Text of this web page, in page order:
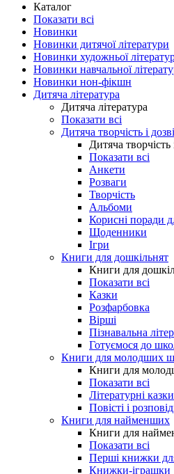
Каталог
Показати всі
Новинки
Новинки дитячої літератури
Новинки художньої
Новинки навчальної
Новинки нон-фікшн
Дитяча література
Дитяча література
Показати всі
Дитяча творчість і
Дитяча творчість
Показати всі
Анкети
Розваги
Творчість
Альбоми
Корисні поради
Щоденники
Ігри
Книги для дошкільнят
Книги для
Показати всі
Казки
Розфарбовка
Вірші
Пізнавальна
Готуємося до
Книги для молодших
Книги для
Показати всі
Літературні казки
Повісті і
Книги для найменших
Книги для
Показати всі
Перші книжки
Книжки-іграшки